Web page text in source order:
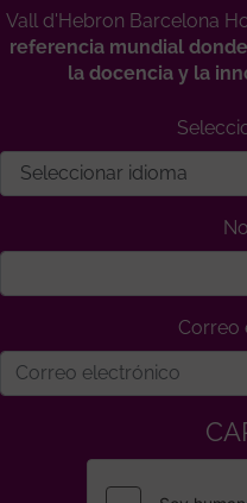
Vall d'Hebron Barcelona
referencia mundial
la docencia y la
Correo